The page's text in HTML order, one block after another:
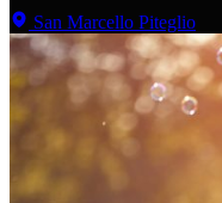
San Marcello Piteglio